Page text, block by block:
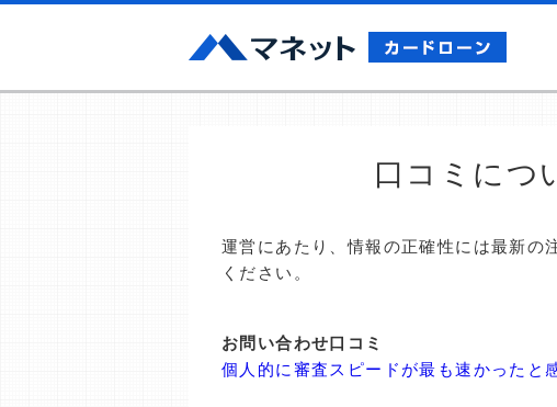
口コミにつ
運営にあたり、情報の正確性には最新の
ください。
お問い合わせ口コミ
個人的に審査スピードが最も速かったと